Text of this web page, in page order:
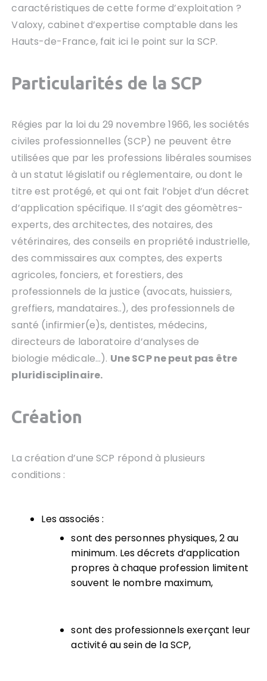
caractéristiques de cette forme d’exploitation ?
Valoxy, cabinet d’expertise comptable dans les
Hauts-de-France, fait ici le point sur la SCP.
Particularités de la SCP
Régies par la loi du 29 novembre 1966, les sociétés
civiles professionnelles (SCP) ne peuvent être
utilisées que par les professions libérales soumises
à un statut législatif ou réglementaire, ou dont le
titre est protégé, et qui ont fait l’objet d’un décret
d’application spécifique. Il s’agit des géomètres-
experts, des architectes, des notaires, des
vétérinaires, des conseils en propriété industrielle,
des commissaires aux comptes, des experts
agricoles, fonciers, et forestiers, des
professionnels de la justice (avocats, huissiers,
greffiers, mandataires..), des professionnels de
santé (infirmier(e)s, dentistes, médecins,
directeurs de laboratoire d’analyses de
biologie médicale…). Une SCPne peut pas être
pluridisciplinaire.
Création
La création d’une SCP répond à plusieurs
conditions :
Les associés :
sont des personnes physiques, 2 au
minimum. Les décrets d’application
propres à chaque profession limitent
souvent le nombre maximum,
sont des professionnels exerçant leur
activité au sein de la SCP,